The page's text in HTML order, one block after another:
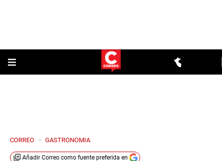
CORREO > GASTRONOMIA
Añadir Correo como fuente preferida en